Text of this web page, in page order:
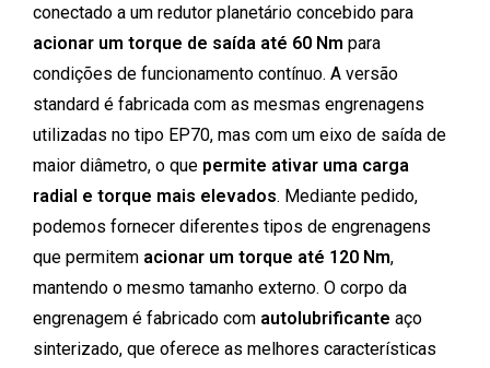
conectado a um redutor planetário concebido para
acionar um torque de saída até 60 Nm para
condições de funcionamento contínuo. A versão
standard é fabricada com as mesmas engrenagens
utilizadas no tipo EP70, mas com um eixo de saída de
maior diâmetro, o que permite ativar uma carga
radial e torque mais elevados. Mediante pedido,
podemos fornecer diferentes tipos de engrenagens
que permitem acionar um torque até 120 Nm,
mantendo o mesmo tamanho externo. O corpo da
engrenagem é fabricado com autolubrificante aço
sinterizado, que oferece as melhores características